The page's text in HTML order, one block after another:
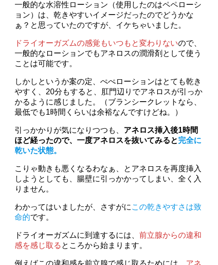
一般的な水溶性ローション（使用したのはペペローシ
ョン）は、乾きやすいイメージだったのでどうかな
ぁ？と思っていたのですが、イケちゃいました。
ドライオーガズムの感覚もいつもと変わりないので、
一般的なローションでもアネロスの潤滑剤として使う
ことは可能です。
しかしというか案の定、ぺぺローションはとても乾き
やすく、20分もすると、肛門辺りでアネロスが引っか
かるように感じました。（ブランシークレットなら、
最低でも1時間くらいは余裕なんですけどね。）
引っかかりが気になりつつも、 アネロス挿入後1時間
ほど経ったので、一度アネロスを抜いてみると完全に
乾いた状態。
こりゃ動きも悪くなるわなぁ、とアネロスを再度挿入
しようとしても、腸壁に引っかかってしまい、全く入
りません。
わかってはいましたが、さすがにこの乾きやすさは致
命的です。
ドライオーガズムに到達するには、前立腺からの違和
感を感じ取る ところから始まります。